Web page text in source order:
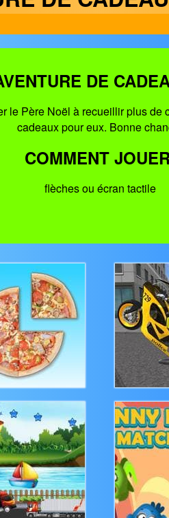
DE
Père Noël à recueillir plus
cadeaux pour eux. Bonne
COMMENT
flèches ou écran tactile